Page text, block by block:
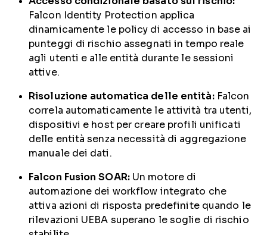
Falcon Identity Protection applica
dinamicamente le policy di accesso in base ai
punteggi di rischio assegnati in tempo reale
agli utenti e alle entità durante le sessioni
attive.
Risoluzione automatica delle entità:Falcon
correla automaticamente le attività tra utenti,
dispositivi e host per creare profili unificati
delle entità senza necessità di aggregazione
manuale dei dati.
Falcon Fusion SOAR:Un motore di
automazione dei workflow integrato che
attiva azioni di risposta predefinite quando le
rilevazioni UEBA superano le soglie di rischio